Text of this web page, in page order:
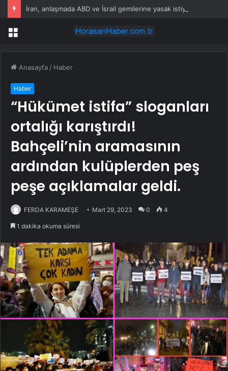
İran, anlaşmada ABD ve İsrail gemilerine yasak istiyor
Menü
Anasayfa / Haber
Haber
“Hükümet istifa” sloganları
ortalığı karıştırdı!
Bahçeli’nin aramasının
ardından kulüplerden peş
peşe açıklamalar geldi.
FERDA KARAMEŞE Mart 29, 2023 0 4
1 dakika okuma süresi